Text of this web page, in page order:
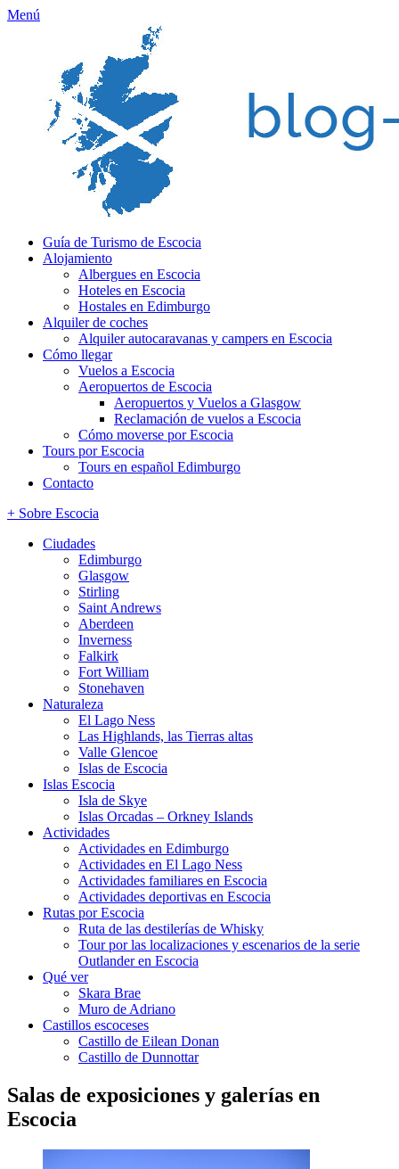
Menú
Guía de Turismo de Escocia
Alojamiento
Albergues en Escocia
Hoteles en Escocia
Hostales en Edimburgo
Alquiler de coches
Alquiler autocaravanas y campers en Escocia
Cómo llegar
Vuelos a Escocia
Aeropuertos de Escocia
Aeropuertos y Vuelos a Glasgow
Reclamación de vuelos a Escocia
Cómo moverse por Escocia
Tours por Escocia
Tours en español Edimburgo
Contacto
+ Sobre Escocia
Ciudades
Edimburgo
Glasgow
Stirling
Saint Andrews
Aberdeen
Inverness
Falkirk
Fort William
Stonehaven
Naturaleza
El Lago Ness
Las Highlands, las Tierras altas
Valle Glencoe
Islas de Escocia
Islas Escocia
Isla de Skye
Islas Orcadas – Orkney Islands
Actividades
Actividades en Edimburgo
Actividades en El Lago Ness
Actividades familiares en Escocia
Actividades deportivas en Escocia
Rutas por Escocia
Ruta de las destilerías de Whisky
Tour por las localizaciones y escenarios de la serie
Outlander en Escocia
Qué ver
Skara Brae
Muro de Adriano
Castillos escoceses
Castillo de Eilean Donan
Castillo de Dunnottar
Salas de exposiciones y galerías en
Escocia